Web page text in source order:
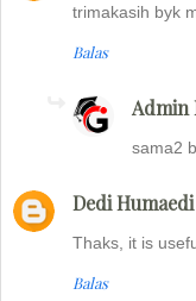
trimakasih byk
Balas
Admin
sama2
Dedi Humaedi
Thaks, it is
Balas